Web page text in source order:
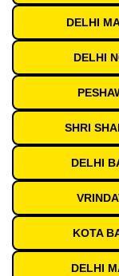
DELHI
DELHI
SHRI
DELHI
KOTA
DELHI